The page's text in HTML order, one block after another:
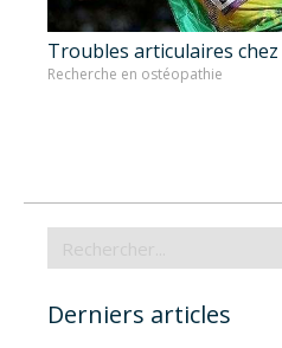
​Troubles articulaires
Recherche en ostéopathie
Derniers articles